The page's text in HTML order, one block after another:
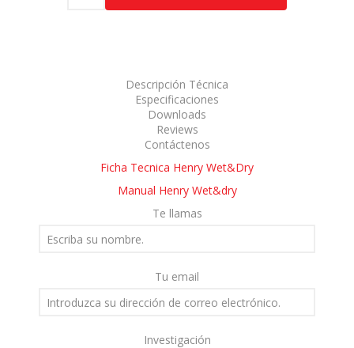
Descripción Técnica
Especificaciones
Downloads
Reviews
Contáctenos
Ficha Tecnica Henry Wet&Dry
Manual Henry Wet&dry
Te llamas
Tu email
Investigación